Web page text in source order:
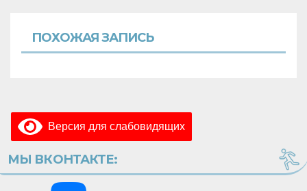
ПОХОЖАЯ ЗАПИСЬ
Версия для слабовидящих
МЫ ВКОНТАКТЕ: